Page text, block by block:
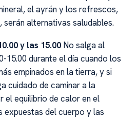
el ayrán y los refrescos,
serán alternativas saludables.
y las 15.00 No salga al
15.00 durante el día cuando los
empinados en la tierra, y si
cuidado de caminar a la
el equilibrio de calor en el
expuestas del cuerpo y las